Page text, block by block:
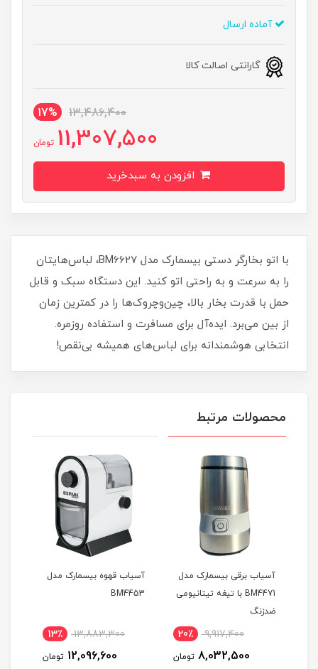
آماده ارسال
گارانتی اصالت کالا
13,486,400
17%
11,307,500 تومان
با اتو بخارگر دستی بیسمارک مدل BM6627، لباس‌هایتان
را به سرعت و به راحتی اتو کنید. این دستگاه سبک و قابل
حمل با قدرت بخار بالا، چین‌وچروک‌ها را در کمترین زمان
از بین می‌برد. ایده‌آل برای مسافرت و استفاده روزمره.
انتخابی هوشمندانه برای لباس‌های همیشه بی‌نقص!
محصولات مرتبط
آسیاب برقی بیسمارک مدل
BM4471 با تیغه تیتانیومی
ضدزنگ
9,917,400 20٪
8,032,500 تومان
آسیاب قهوه بیسمارک مدل
BM4453
13,883,300 13٪
12,096,600 تومان